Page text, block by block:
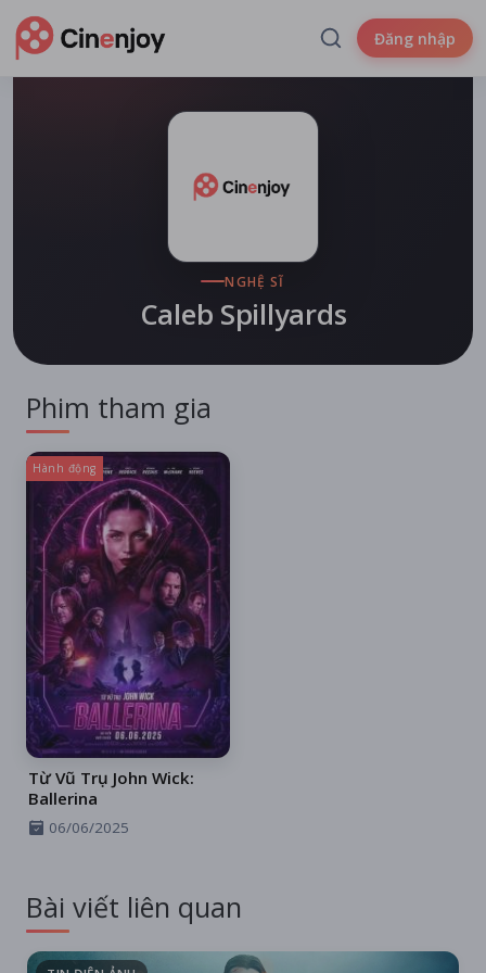
Đăng nhập
NGHỆ SĨ
Caleb Spillyards
Phim tham gia
Hành động
Từ Vũ Trụ John Wick:
Ballerina
06/06/2025
Bài viết liên quan